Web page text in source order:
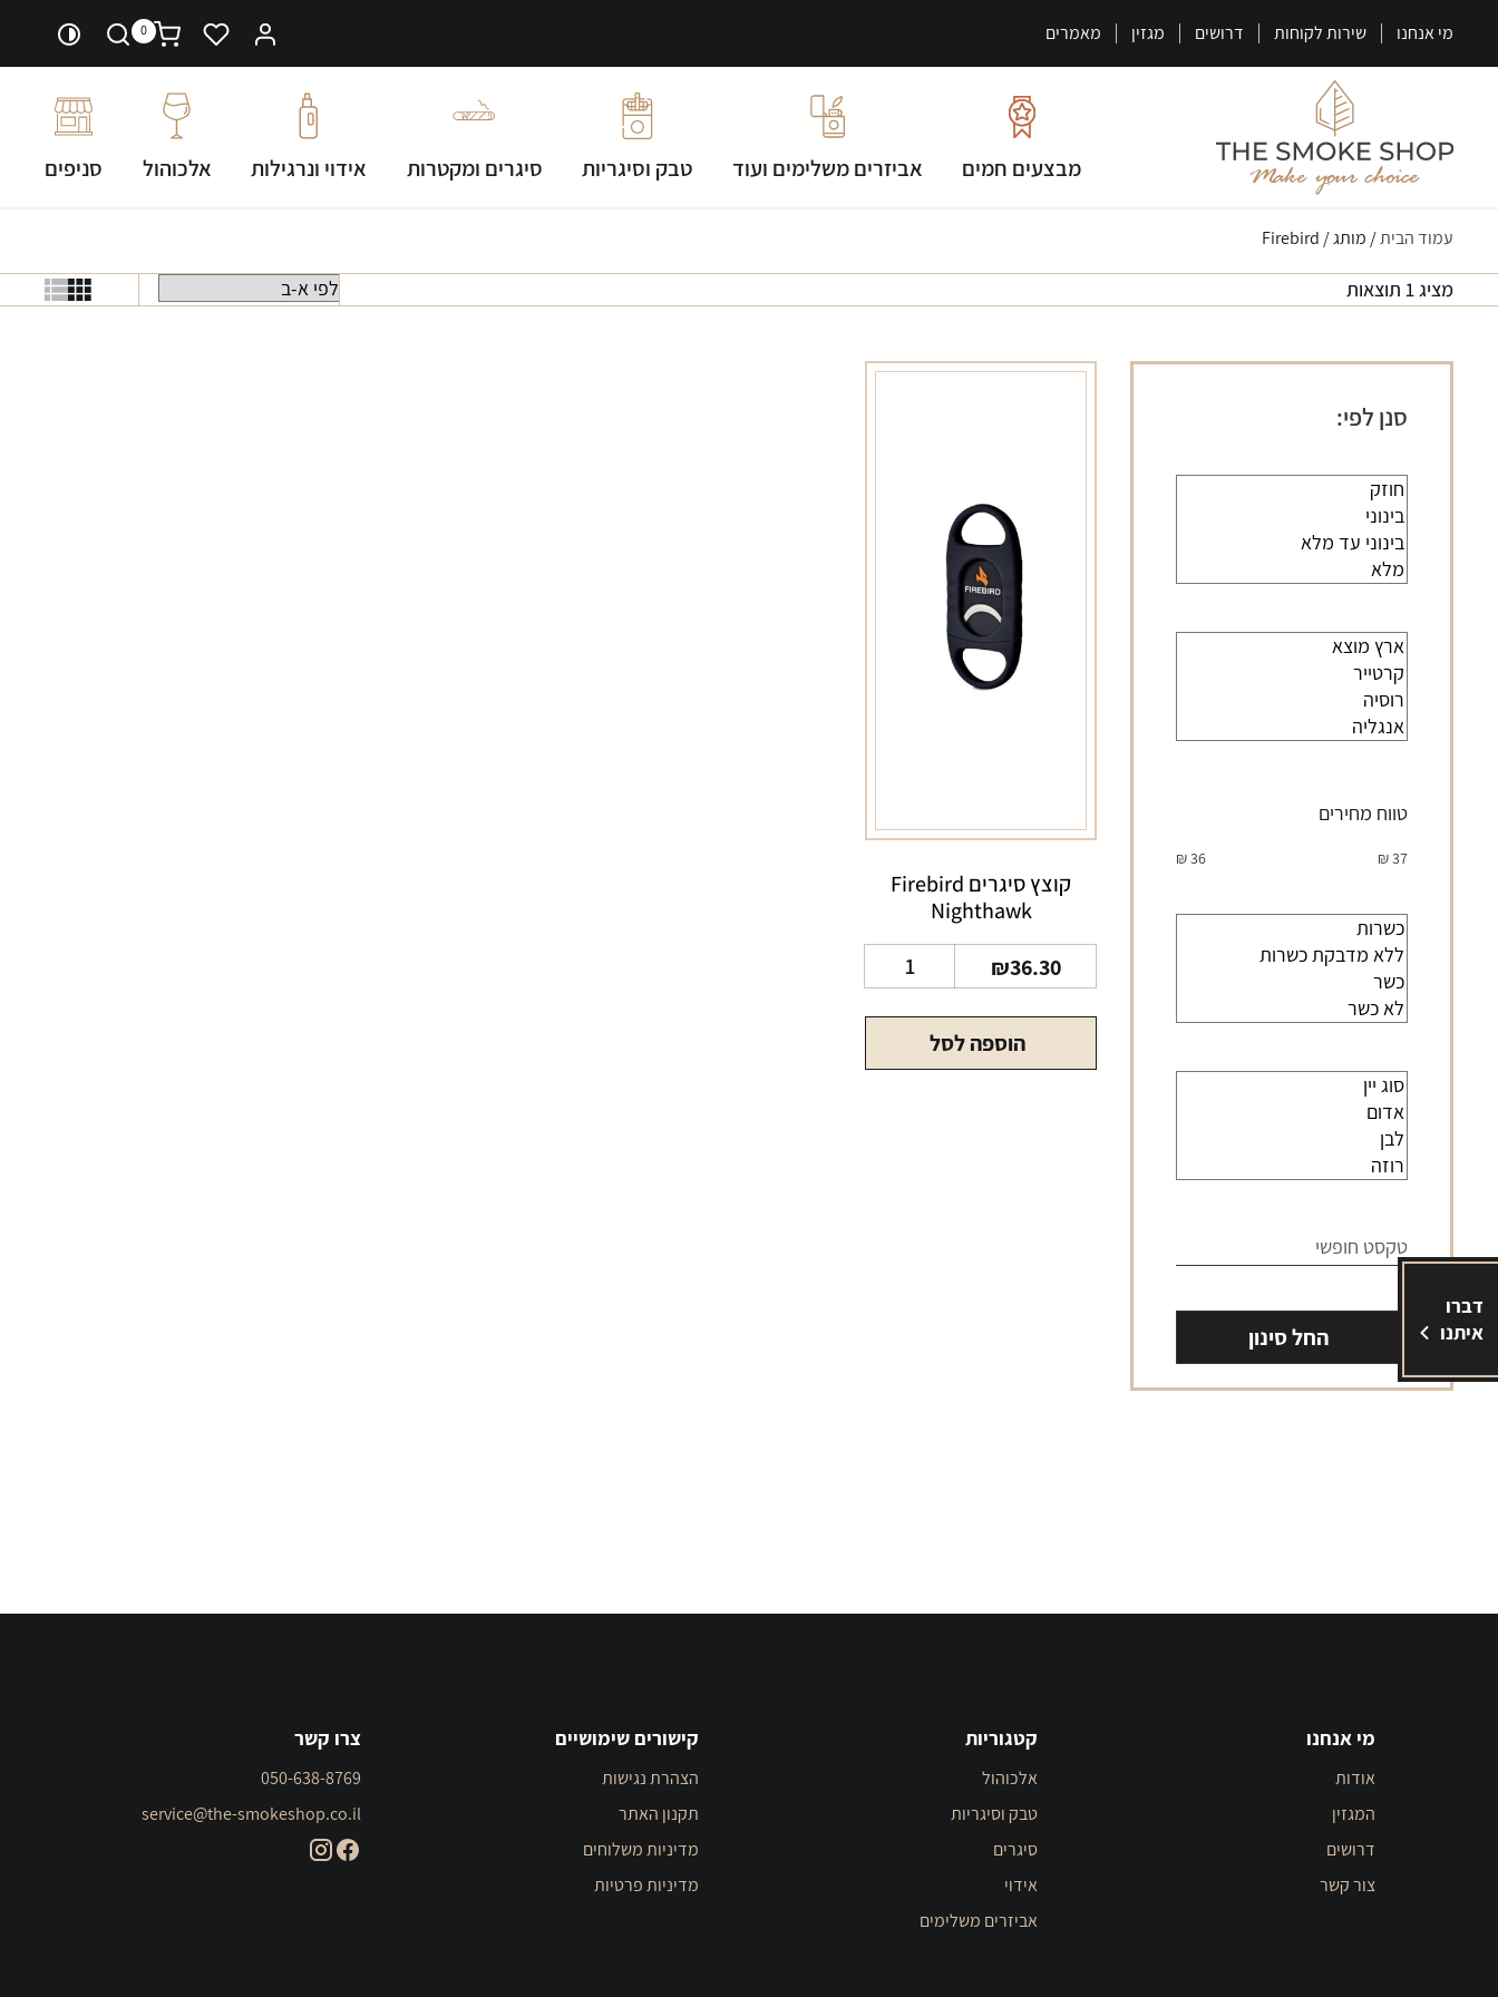
מי אנחנו שירות לקוחות דרושים מגזין מאמרים 0
מבצעים חמים אביזרים משלימים ועוד טבק וסיגריות סיגרים ומקטרות אידוי ונרגילות אלכוהול סניפים
דברו
איתנו
עמוד הבית/ מותג / Firebird
מציג 1 תוצאות
סנן לפי:
טווח מחירים
37
₪
36
₪
החל סינון
קוצץ סיגרים Firebird
Nighthawk
₪36.30
של
קוצץ
סיגרים
הוספה לסל
מי אנחנו
אודות
המגזין
דרושים
צור קשר
קטגוריות
אלכוהול
טבק וסיגריות
סיגרים
אידוי
אביזרים משלימים
קישורים שימושיים
הצהרת נגישות
תקנון האתר
מדיניות משלוחים
מדיניות פרטיות
צרו קשר
050-638-8769
service@the-smokeshop.co.il